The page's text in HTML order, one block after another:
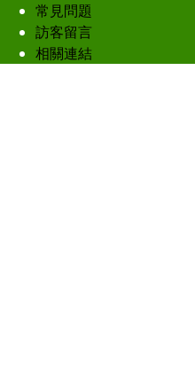
常見問題
訪客留言
相關連結